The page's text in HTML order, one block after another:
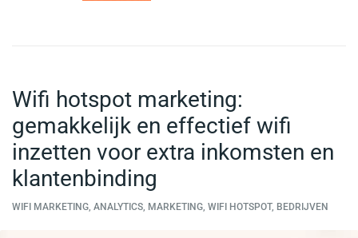
Wifi hotspot marketing:
gemakkelijk en effectief wifi
inzetten voor extra inkomsten en
klantenbinding
WIFI MARKETING, ANALYTICS, MARKETING, WIFI HOTSPOT, BEDRIJVEN